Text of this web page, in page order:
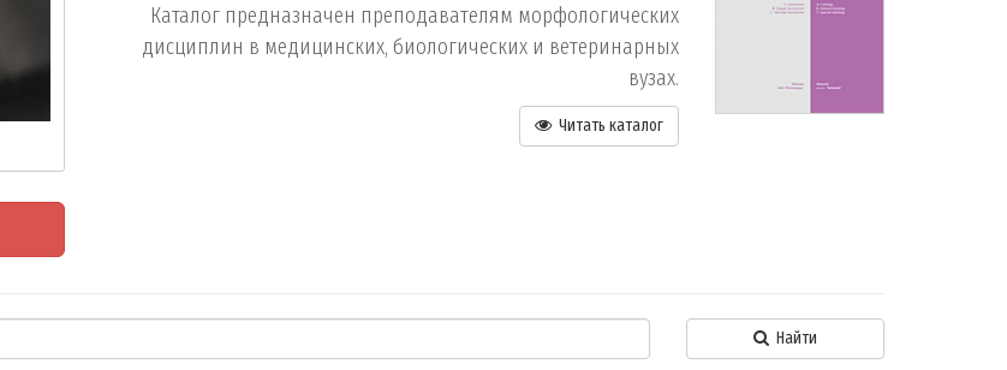
Каталог предназначен преподавателям морфологических
дисциплин в медицинских, биологических и ветеринарных
вузах.
Читать каталог
Найти